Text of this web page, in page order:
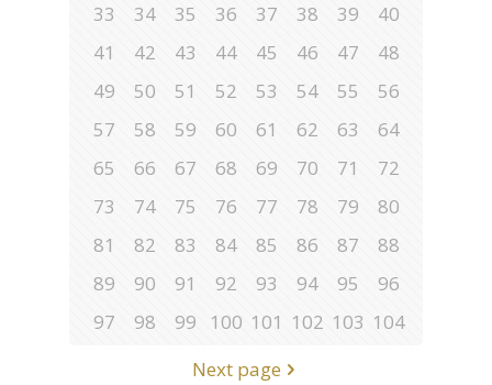
33
34 35 36 37 38 39
40
41
42 43 44 45 46 47
48
49
50 51 52 53 54 55
56
57
58 59 60 61 62 63
64
65
66 67 68 69 70 71
72
73
74 75 76 77 78 79
80
81
82 83 84 85 86 87
88
89
90 91 92 93 94 95
96
97
98 99 100 101 102 103 104
Next page